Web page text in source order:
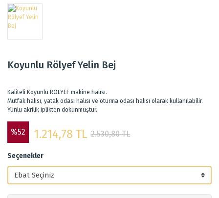
Koyunlu Rölyef Yelin Bej
Kaliteli Koyunlu RÖLYEF makine halısı.
Mutfak halısı, yatak odası halısı ve oturma odası halısı olarak kullanılabilir.
Yünlü akrilik iplikten dokunmuştur.
%52 1.214,78 TL 2.530,80 TL
Seçenekler